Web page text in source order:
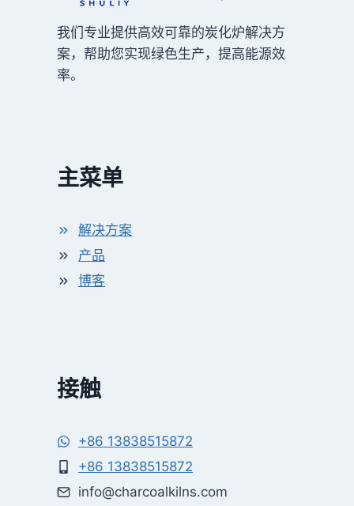
我们专业提供高效可靠的炭化炉解决方
案，帮助您实现绿色生产，提高能源效
率。
主菜单
解决方案
产品
博客
接触
+86 13838515872
+86 13838515872
info@charcoalkilns.com